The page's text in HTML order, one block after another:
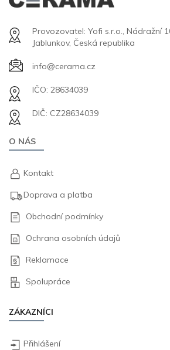
Provozovatel: Yofi s.r.o., Nádražní
Jablunkov, Česká republika
info@cerama.cz
IČO: 28634039
DIČ: CZ28634039
O NÁS
Kontakt
Doprava a platba
Obchodní podmínky
Ochrana osobních údajů
Reklamace
Spolupráce
ZÁKAZNÍCI
Přihlášení